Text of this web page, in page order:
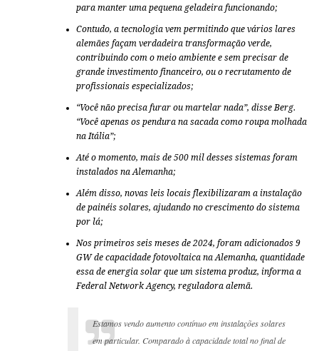
para manter uma pequena geladeira funcionando;
Contudo, a tecnologia vem permitindo que vários lares
alemães façam verdadeira transformação verde,
contribuindo com o meio ambiente e sem precisar de
grande investimento financeiro, ou o recrutamento de
profissionais especializados;
“Você não precisa furar ou martelar nada”, disse Berg.
“Você apenas os pendura na sacada como roupa molhada
na Itália”;
Até o momento, mais de 500 mil desses sistemas foram
instalados na Alemanha;
Além disso, novas leis locais flexibilizaram a instalação
de painéis solares, ajudando no crescimento do sistema
por lá;
Nos primeiros seis meses de 2024, foram adicionados 9
GW de capacidade fotovoltaica na Alemanha, quantidade
essa de energia solar que um sistema produz, informa a
Federal Network Agency, reguladora alemã.
Estamos vendo aumento contínuo em instalações solares
em particular. Comparado à capacidade total no final de